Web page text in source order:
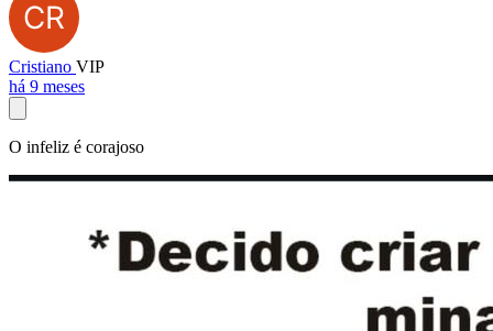
Cristiano VIP
há 9 meses
O infeliz é corajoso